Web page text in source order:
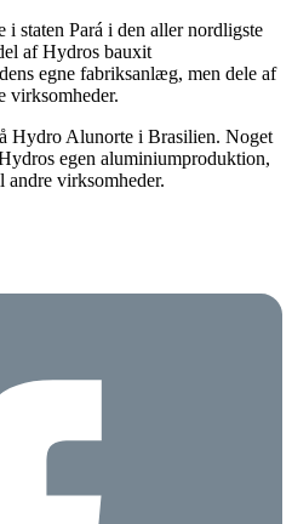
i staten Pará i den aller nordligste
af Hydros bauxit
egne fabriksanlæg, men dele af
virksomheder.
Hydro Alunorte i Brasilien. Noget
egen aluminiumproduktion,
andre virksomheder.